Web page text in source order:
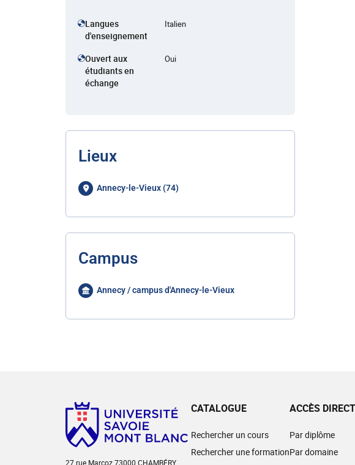
Langues
d'enseignement
Italien
Ouvert aux
étudiants en
échange
Oui
Lieux
Annecy-le-Vieux (74)
Campus
Annecy / campus d'Annecy-le-Vieux
27 rue Marcoz 73000 CHAMBÉRY
CATALOGUE
Rechercher un cours
Rechercher une formation
ACCÈS
Par diplôme
Par domaine